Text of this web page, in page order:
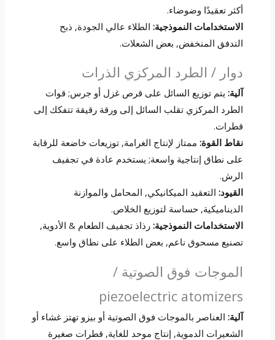
أكثر تعقيدًا وضوضاء.
الاستخدامات النموذجية:الطلاء عالي الجودة, ذبح
التدفق المنخفض, بعض الشعلات.
دوار / الطرد المركزي الذرات
آلية:يتم توزيع السائل على قرص غزل أو جرس; قوات
الطرد المركزي تقلب السائل إلى ورقة رقيقة تتفكك إلى
قطرات.
نقاط القوة:ممتاز لإنتاج الغرامة, توزيعات خاضعة للرقابة
على نطاق إنتاجية واسعة; يستخدم عادة في تجفيف
الرش.
القيود:التعقيد الميكانيكي, المحامل والموازنة
الديناميكية, حساسة لتوزيع الخلاص.
الاستخدامات النموذجية:رذاذ تجفيف الطعام & الأدوية,
تصنيع مسحوق ناعم, بعض الطلاء على نطاق واسع.
الموجات فوق الصوتية /
piezoelectric atomizers
آلية:العناصر بالموجات فوق الصوتية أو بيزو تهتز غشاء أو
الشعيرات الدموية, إنتاج موحد للغاية, قطرات صغيرة